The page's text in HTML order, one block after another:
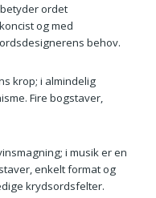
ordet
og med
behov.
krop; i almindelig
Fire bogstaver,
i musik er en
enkelt format og
krydsordsfelter.